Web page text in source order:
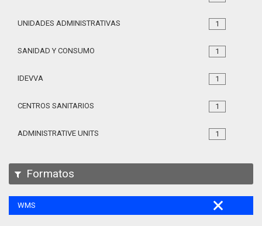
1
UNIDADES ADMINISTRATIVAS
1
SANIDAD Y CONSUMO
1
IDEVVA
1
CENTROS SANITARIOS
1
ADMINISTRATIVE UNITS
Formatos
WMS